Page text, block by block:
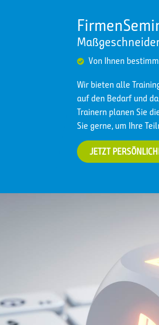
Von Ihnen
Wir bieten alle
auf den Bedarf und
Trainern planen Sie
Sie gerne, um Ihre
JETZT